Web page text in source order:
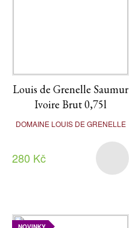
Louis de Grenelle Saumur
Ivoire Brut 0,75l
DOMAINE LOUIS DE GRENELLE
280 Kč